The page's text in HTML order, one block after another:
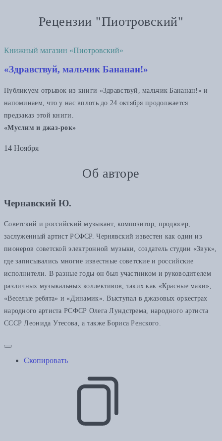
Рецензии "Пиотровский"
Книжный магазин «Пиотровский»
«Здравствуй, мальчик Бананан!»
Публикуем отрывок из книги «Здравствуй, мальчик Бананан!» и
напоминаем, что у нас вплоть до 24 октября продолжается
предзаказ этой книги.
«Муслим и джаз-рок»
14 Ноября
Об авторе
Чернавский Ю.
Советский и российский музыкант, композитор, продюсер,
заслуженный артист РСФСР. Чернявский известен как один из
пионеров советской электронной музыки, создатель студии «Звук»,
где записывались многие известные советские и российские
исполнители. В разные годы он был участником и руководителем
различных музыкальных коллективов, таких как «Красные маки»,
«Веселые ребята» и «Динамик». Выступал в джазовых оркестрах
народного артиста РСФСР Олега Лундстрема, народного артиста
СССР Леонида Утесова, а также Бориса Ренского.
Скопировать